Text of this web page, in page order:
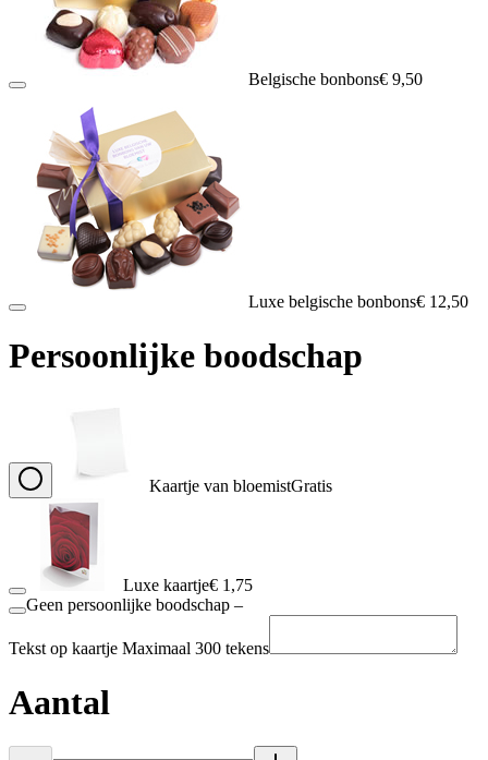
Belgische bonbons€ 9,50
Luxe belgische bonbons€ 12,50
Persoonlijke boodschap
Kaartje van bloemistGratis
Luxe kaartje€ 1,75
Geen persoonlijke boodschap –
Tekst op kaartje Maximaal 300 tekens
Aantal